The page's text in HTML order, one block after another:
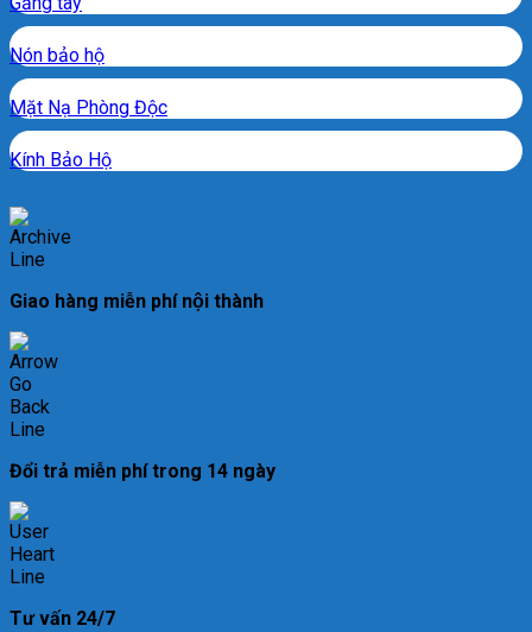
Nón bảo hộ
Mặt Nạ Phòng Độc
Kính Bảo Hộ
Giao hàng miễn phí nội thành
Đổi trả miễn phí trong 14 ngày
Tư vấn 24/7